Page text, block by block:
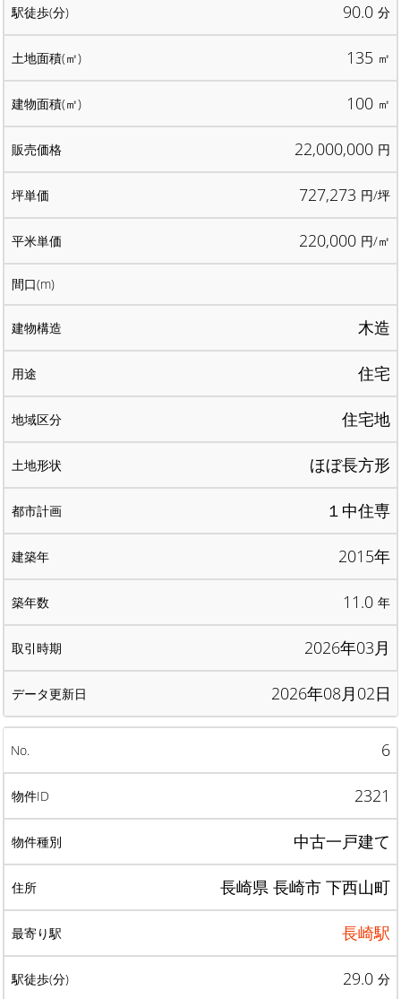
90.0 分
135 ㎡
100 ㎡
22,000,000 円
727,273 円/坪
220,000 円/㎡
木造
住宅
住宅地
ほぼ長方形
１中住専
2015年
11.0 年
2026年03月
2026年08月02日
6
2321
中古一戸建て
長崎県 長崎市 下西山町
長崎駅
29.0 分